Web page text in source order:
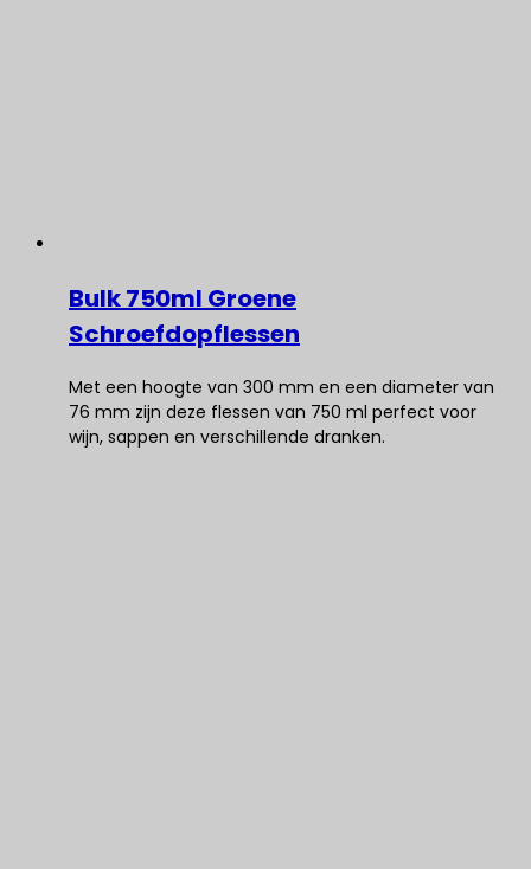
Bulk 750ml Groene
Schroefdopflessen
Met een hoogte van 300 mm en een diameter van
76 mm zijn deze flessen van 750 ml perfect voor
wijn, sappen en verschillende dranken.